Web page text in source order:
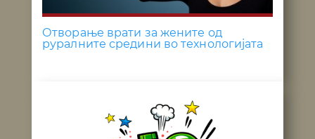
Отворање врати за жените од
руралните средини во технологијата